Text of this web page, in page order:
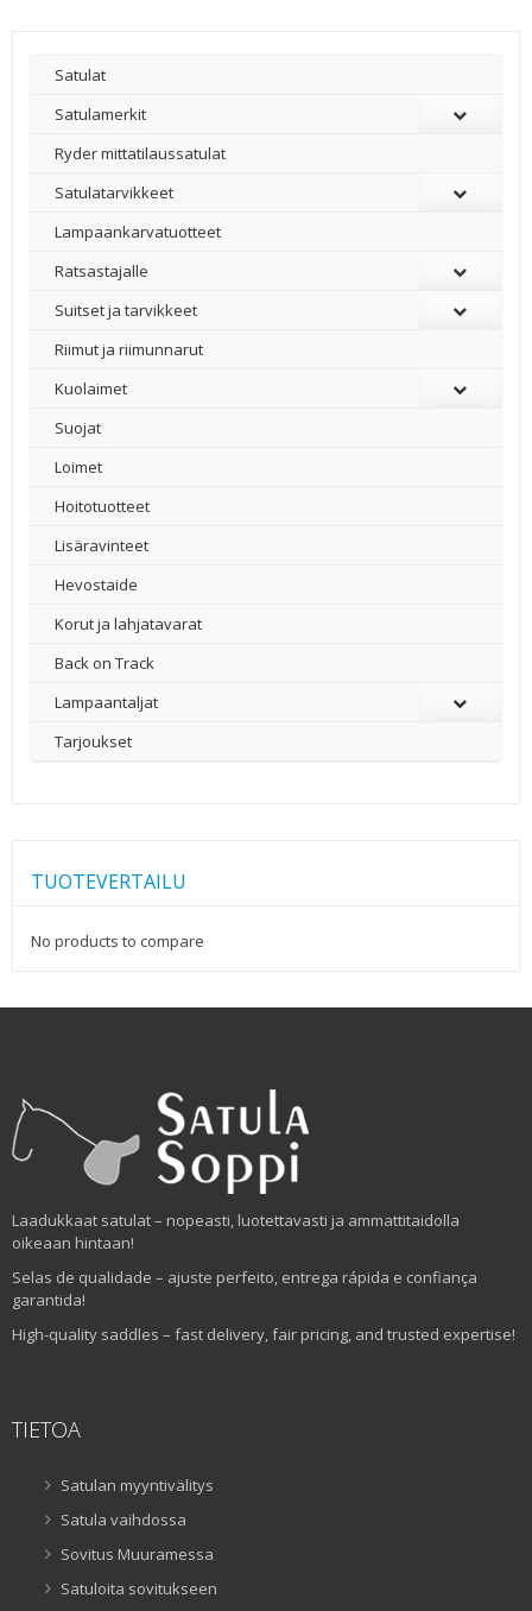
Satulat
Satulamerkit
Ryder mittatilaussatulat
Satulatarvikkeet
–
Lampaankarvatuotteet
Ratsastajalle
Suitset ja tarvikkeet
Riimut ja riimunnarut
Kuolaimet
Suojat
Loimet
Hoitotuotteet
Lisäravinteet
Hevostaide
Korut ja lahjatavarat
Back on Track
Lampaantaljat
Tarjoukset
TUOTEVERTAILU
No products to compare
Laadukkaat satulat – nopeasti, luotettavasti ja ammattitaidolla
oikeaan hintaan!
Selas de qualidade – ajuste perfeito, entrega rápida e confiança
garantida!
High-quality saddles – fast delivery, fair pricing, and trusted expertise!
TIETOA
Satulan myyntivälitys
Satula vaihdossa
Sovitus Muuramessa
Satuloita sovitukseen